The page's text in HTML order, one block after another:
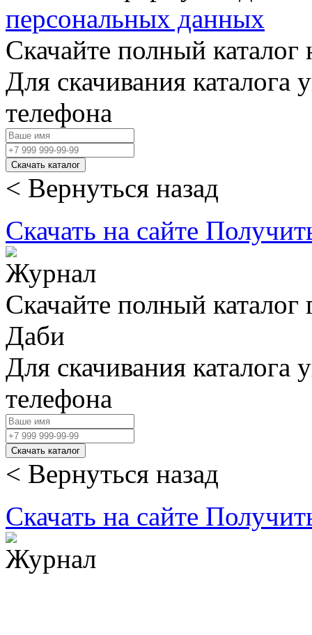
персональных данных
Скачайте полный
Для скачивания
телефона
Скачать каталог
< Вернуться назад
Скачать на сайте
Скачайте полный
Даби
Для скачивания
телефона
Скачать каталог
< Вернуться назад
Скачать на сайте